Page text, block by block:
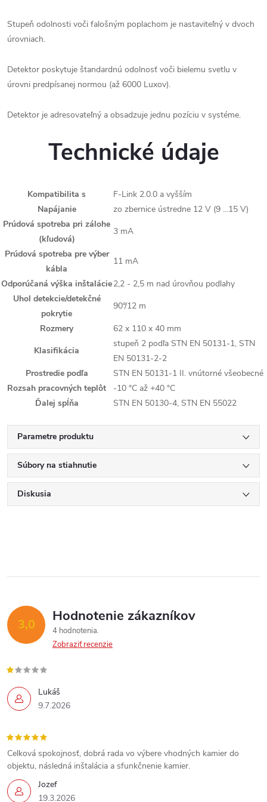
Stupeň odolnosti voči falošným poplachom je nastaviteľný v dvoch
úrovniach.
Detektor poskytuje štandardnú odolnosť voči bielemu svetlu v
úrovni predpísanej normou (až 6000 Luxov).
Detektor je adresovateľný a obsadzuje jednu pozíciu v systéme.
Technické údaje
Kompatibilita s
F-Link 2.0.0 a vyšším
Napájanie
zo zbernice ústredne 12 V (9 ...15 V)
Prúdová spotreba pri zálohe
(kľudová)
3 mA
Prúdová spotreba pre výber
kábla
11 mA
Odporúčaná výška inštalácie2,2 - 2,5 m nad úrovňou podlahy
Uhol detekcie/detekčné
pokrytie
90°/12 m
Rozmery
62 x 110 x 40 mm
Klasifikácia
stupeň 2 podľa STN EN 50131-1, STN
EN 50131-2-2
Prostredie podľa
STN EN 50131-1 II. vnútorné všeobecné
Rozsah pracovných teplôt
-10 °C až +40 °C
Ďalej spĺňa
STN EN 50130-4, STN EN 55022
Parametre produktu
Súbory na stiahnutie
Diskusia
3,0 Hodnotenie zákazníkov
4 hodnotenia
Zobraziť recenzie
Lukáš
9.7.2026
Jozef
19.3.2026
Celková spokojnosť, dobrá rada vo výbere vhodných kamier do
objektu, následná inštalácia a sfunkčnenie kamier.